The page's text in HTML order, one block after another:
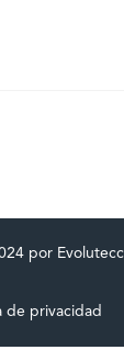
por
de privacidad